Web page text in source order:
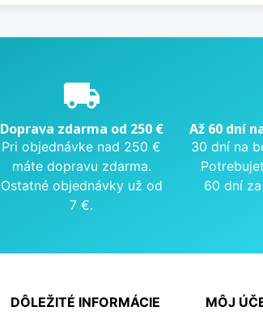
local_shipping
Doprava zdarma od 250 €
Pri objednávke nad 250 €
máte dopravu zdarma.
Ostatné objednávky už od
7 €.
Až 60 dní
30 dní na
60 dní
DÔLEŽITÉ INFORMÁCIE
MÔJ